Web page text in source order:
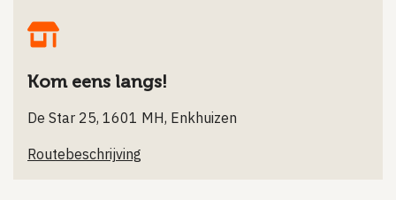
Kom eens langs!
De Star 25, 1601 MH, Enkhuizen
Routebeschrijving